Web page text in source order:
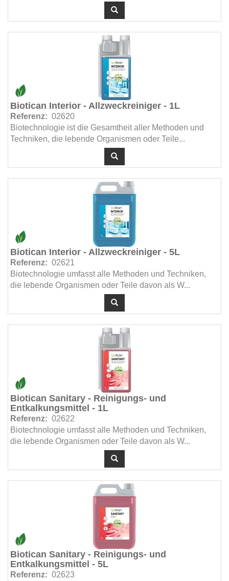
Biotican Interior - Allzweckreiniger - 1L
Referenz: 02620
Biotechnologie ist die Gesamtheit aller Methoden und
Techniken, die lebende Organismen oder Teile...
Biotican Interior - Allzweckreiniger - 5L
Referenz: 02621
Biotechnologie umfasst alle Methoden und Techniken,
die lebende Organismen oder Teile davon als W...
Biotican Sanitary - Reinigungs- und
Entkalkungsmittel - 1L
Referenz: 02622
Biotechnologie umfasst alle Methoden und Techniken,
die lebende Organismen oder Teile davon als W...
Biotican Sanitary - Reinigungs- und
Entkalkungsmittel - 5L
Referenz: 02623